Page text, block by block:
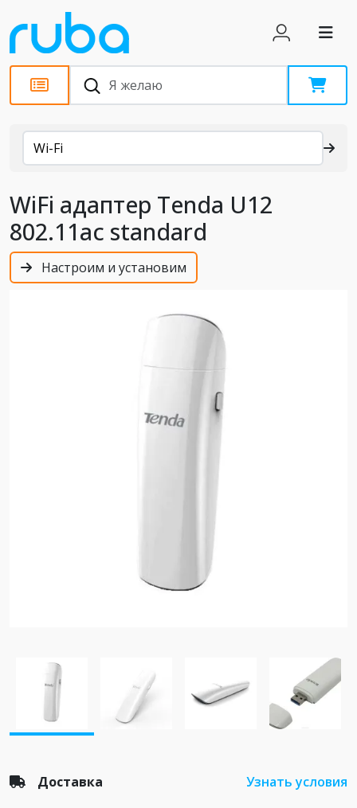
Каталог
Wi-Fi
WiFi адаптер Tenda U12
802.11ac standard
Настроим и установим
Доставка Узнать условия